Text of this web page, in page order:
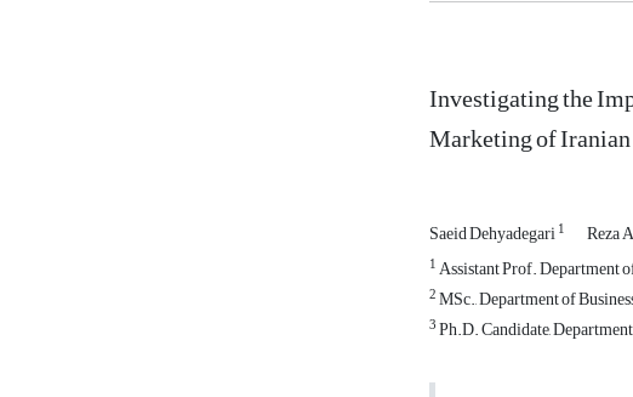
Investigating the
Marketing of
Saeid Dehyadegari1 Reza
1Assistant Prof. Department
2MSc., Department of
3Ph.D. Candidate,